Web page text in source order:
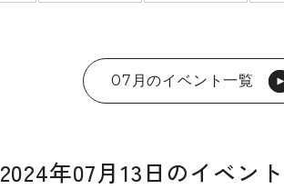
07月のイベント一覧
2024年07月13日のイベン